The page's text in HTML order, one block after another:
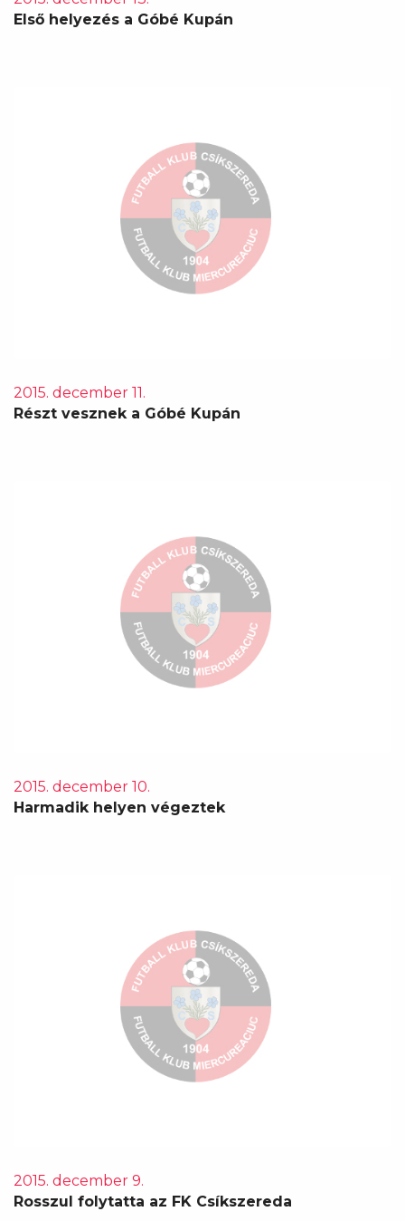
Első helyezés a Góbé Kupán
2015. december 11.
Részt vesznek a Góbé Kupán
2015. december 10.
Harmadik helyen végeztek
2015. december 9.
Rosszul folytatta az FK Csíkszereda